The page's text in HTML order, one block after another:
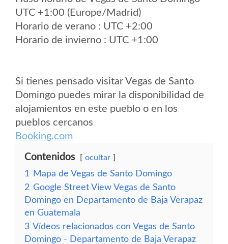
UTC +1:00 (Europe/Madrid)
Horario de verano : UTC +2:00
Horario de invierno : UTC +1:00
Si tienes pensado visitar Vegas de Santo
Domingo puedes mirar la disponibilidad de
alojamientos en este pueblo o en los
pueblos cercanos
Booking.com
Contenidos ocultar
1
Mapa de Vegas de Santo Domingo
2 Google Street View Vegas de Santo
Domingo en Departamento de Baja Verapaz
en Guatemala
3 Vídeos relacionados con Vegas de Santo
Domingo - Departamento de Baja Verapaz